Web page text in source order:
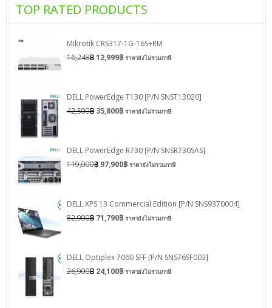
TOP RATED PRODUCTS
Mikrotik CRS317-1G-16S+RM
16,248฿12,999฿ ราคายังไม่รวมภาษี
DELL PowerEdge T130 [P/N SNST13020]
42,500฿ 35,800฿ ราคายังไม่รวมภาษี
DELL PowerEdge R730 [P/N SNSR730SAS]
119,000฿ 97,900฿ ราคายังไม่รวมภาษี
DELL XPS 13 Commercial Edition [P/N SNS9370004]
82,900฿ 71,790฿ ราคายังไม่รวมภาษี
DELL Optiplex 7060 SFF [P/N SNS76SF003]
26,900฿ 24,100฿ ราคายังไม่รวมภาษี